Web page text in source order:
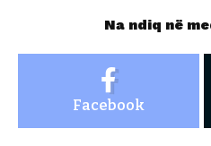
Na ndiq në
Facebook